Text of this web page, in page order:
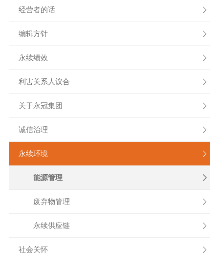
重要子公司
工作环境
检测设备
经营者的话 
编辑方针 
永续绩效 
利害关系人议合 
关于永冠集团 
诚信治理 
永续环境 

能源管理

废弃物管理

永续供应链
社会关怀 